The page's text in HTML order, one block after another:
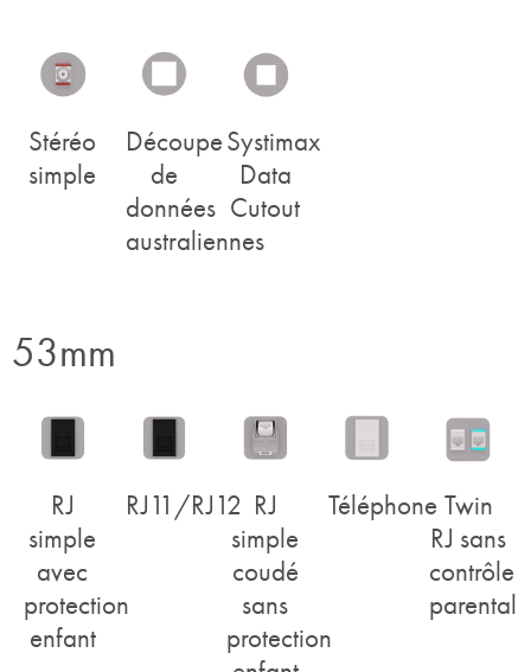
Stéréo
simple
Découpe
de
données
australiennes
Systimax
Data
Cutout
53mm
RJ
simple
avec
protection
enfant
RJ11/RJ12 RJ
simple
coudé
sans
protection
Téléphone Twin
RJ sans
contrôle
parental